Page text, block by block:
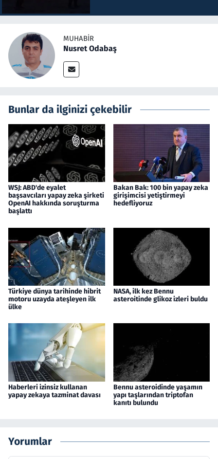
MUHABIR
Nusret Odabaş
Bunlar da ilginizi çekebilir
WSJ: ABD'de eyalet
başsavcıları yapay zeka şirketi
OpenAI hakkında soruşturma
başlattı
Bakan Bak: 100 bin yapay zeka
girişimcisi yetiştirmeyi
hedefliyoruz
Türkiye dünya tarihinde hibrit
motoru uzayda ateşleyen ilk
ülke
NASA, ilk kez Bennu
asteroitinde glikoz izleri buldu
Haberleri izinsiz kullanan
yapay zekaya tazminat davası
Bennu asteroidinde yaşamın
yapı taşlarından triptofan
kanıtı bulundu
Yorumlar